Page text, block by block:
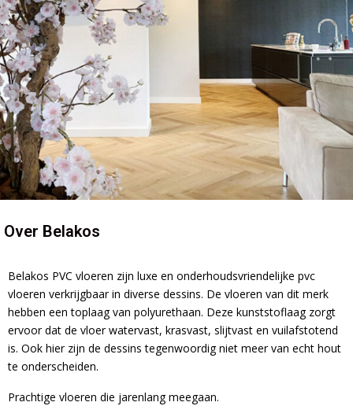
Over Belakos
Belakos PVC vloeren zijn luxe en onderhoudsvriendelijke pvc
vloeren verkrijgbaar in diverse dessins. De vloeren van dit merk
hebben een toplaag van polyurethaan. Deze kunststoflaag zorgt
ervoor dat de vloer watervast, krasvast, slijtvast en vuilafstotend
is. Ook hier zijn de dessins tegenwoordig niet meer van echt hout
te onderscheiden.
Prachtige vloeren die jarenlang meegaan.